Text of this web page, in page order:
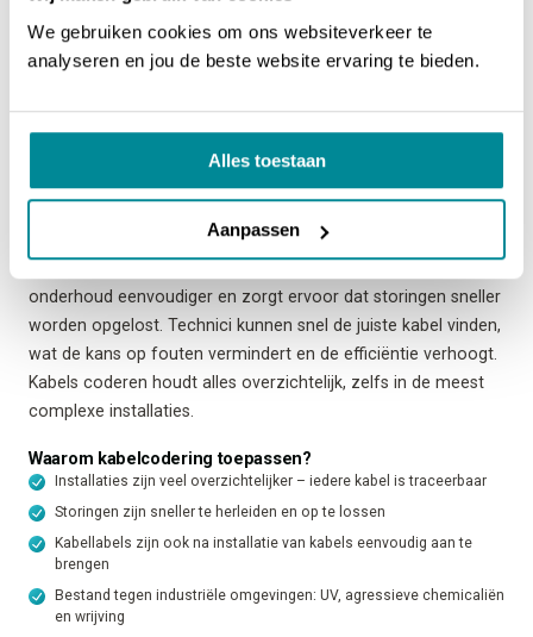
We gebruiken cookies om ons websiteverkeer te
analyseren en jou de beste website ervaring te bieden.
Alles toestaan
Aanpassen
identificatienummer, de locatie en barcodes. De ATP-300 Pro
is niet alleen de ideale keuze voor het printen van kabellabels,
deze labelprinter is overal inzetbaar en kan vrijwel al onze
kabels in technische installaties. Met kabellabels weet je
onderhoud eenvoudiger en zorgt ervoor dat storingen sneller
worden opgelost. Technici kunnen snel de juiste kabel vinden,
wat de kans op fouten vermindert en de efficiëntie verhoogt.
Kabels coderen houdt alles overzichtelijk, zelfs in de meest
complexe installaties.
Waarom kabelcodering toepassen?
Installaties zijn veel overzichtelijker – iedere kabel is traceerbaar
Storingen zijn sneller te herleiden en op te lossen
Kabellabels zijn ook na installatie van kabels eenvoudig aan te
brengen
Bestand tegen industriële omgevingen: UV, agressieve chemicaliën
en wrijving